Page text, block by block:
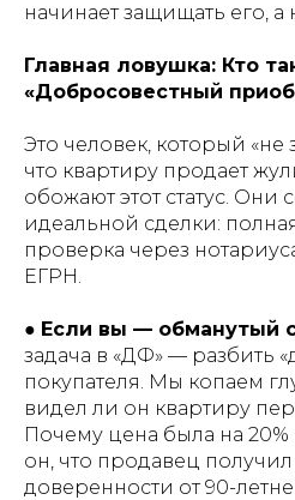
начинает защищать его, а
Главная ловушка: Кто
«Добросовестный
Это человек, который «не
что квартиру продает
обожают этот статус. Они
идеальной сделки:
проверка через
ЕГРН.
● Если вы — обманутый
задача в «ДФ» — разбить
покупателя. Мы копаем
видел ли он квартиру
Почему цена была на
он, что продавец
доверенности от 90-